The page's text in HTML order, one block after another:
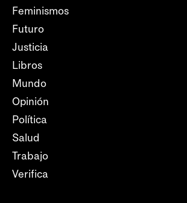
Feminismos
Futuro
Justicia
Libros
Mundo
Opinión
Política
Salud
Trabajo
Verifica